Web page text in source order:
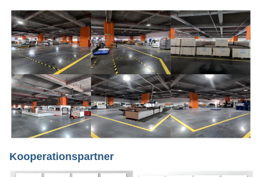
Kooperationspartner